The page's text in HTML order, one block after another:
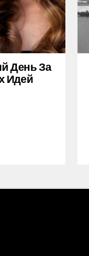
День За
Идей